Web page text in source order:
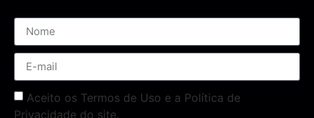
Aceito os Termos de Uso e a Política de
Privacidade do site.